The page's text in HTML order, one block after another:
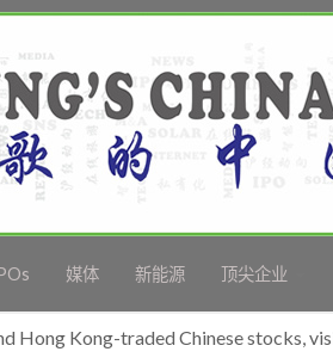
媒体 新能源 顶尖企业
Hong Kong-traded Chinese stocks,